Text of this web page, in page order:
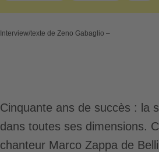
Interview/texte de Zeno Gabaglio –
Cinquante ans de succès : la
dans toutes ses dimensions.
chanteur Marco Zappa de